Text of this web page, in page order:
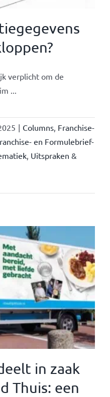
verplicht om de
...
| Columns Franchise-
en Formulebrief-
Uitspraken &
in zaak
Thuis: een